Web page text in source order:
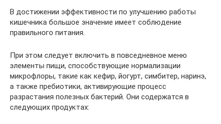
В достижении эффективности по улучшению работы
кишечника большое значение имеет соблюдение
правильного питания.
При этом следует включить в повседневное меню
элементы пищи, способствующие нормализации
микрофлоры, такие как кефир, йогурт, симбитер, наринэ,
а также пребиотики, активирующие процесс
разрастания полезных бактерий. Они содержатся в
следующих продуктах: